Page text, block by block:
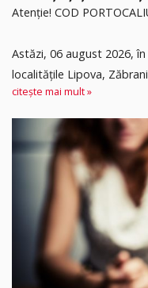
Atenție! COD
Astăzi, 06 august 2026,
localitățile Lipova,
citește mai mult »